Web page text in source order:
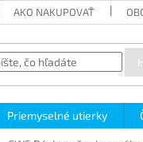
AKO NAKUPOVAŤ
Priemyselné utierky